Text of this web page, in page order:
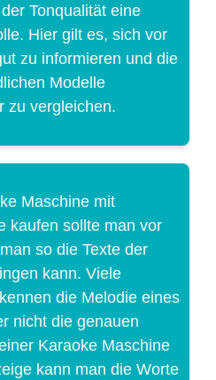
Tonqualität eine
Hier gilt es, sich vor
zu informieren und die
Modelle
zu vergleichen.
Maschine mit
kaufen sollte man vor
so die Texte der
kann. Viele
die Melodie eines
nicht die genauen
Karaoke Maschine
kann man die Worte